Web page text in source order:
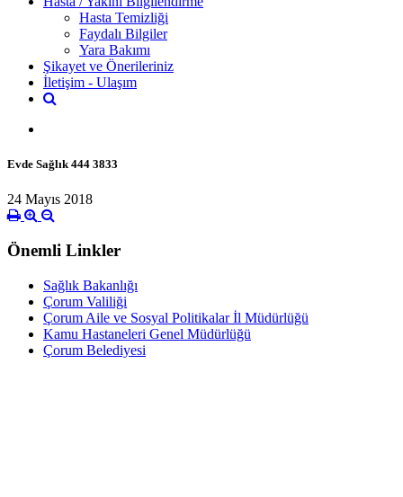
Hasta Temizliği
Faydalı Bilgiler
Yara Bakımı
Şikayet ve Önerileriniz
İletişim - Ulaşım
Evde Sağlık 444 3833
24 Mayıs 2018
Önemli Linkler
Sağlık Bakanlığı
Çorum Valiliği
Çorum Aile ve Sosyal Politikalar İl Müdürlüğü
Kamu Hastaneleri Genel Müdürlüğü
Çorum Belediyesi